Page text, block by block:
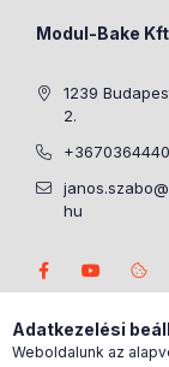
Modul-Bake
1239
2.
hu
Adatkezelési
Weboldalunk az